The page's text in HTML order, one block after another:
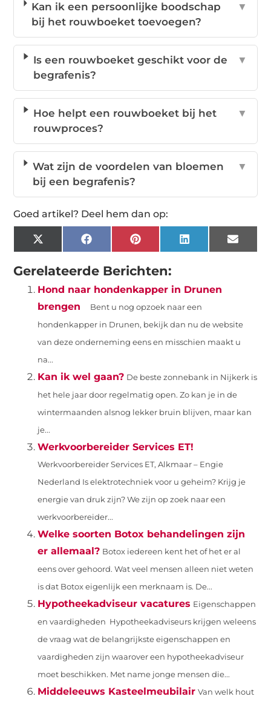
Kan ik een persoonlijke boodschap
bij het rouwboeket toevoegen?
▼
Is een rouwboeket geschikt voor de
begrafenis?
▼
Hoe helpt een rouwboeket bij het
rouwproces?
▼
Wat zijn de voordelen van bloemen
bij een begrafenis?
▼
Goed artikel? Deel hem dan op:
X
(Twitter)
FacebookPinterestLinkedInEmail
Gerelateerde Berichten:
Hond naar hondenkapper in Drunen
brengen
Bent u nog opzoek naar een
hondenkapper in Drunen, bekijk dan nu de website
van deze onderneming eens en misschien maakt u
na...
Kan ik wel gaan? De beste zonnebank in Nijkerk is
het hele jaar door regelmatig open. Zo kan je in de
wintermaanden alsnog lekker bruin blijven, maar kan
je...
Werkvoorbereider Services ET!
Werkvoorbereider Services ET, Alkmaar – Engie
Nederland Is elektrotechniek voor u geheim? Krijg je
energie van druk zijn? We zijn op zoek naar een
werkvoorbereider...
Welke soorten Botox behandelingen zijn
er allemaal? Botox iedereen kent het of het er al
eens over gehoord. Wat veel mensen alleen niet weten
is dat Botox eigenlijk een merknaam is. De...
Hypotheekadviseur vacatures Eigenschappen
en vaardigheden Hypotheekadviseurs krijgen weleens
de vraag wat de belangrijkste eigenschappen en
vaardigheden zijn waarover een hypotheekadviseur
moet beschikken. Met name jonge mensen die...
Middeleeuws Kasteelmeubilair Van welk hout